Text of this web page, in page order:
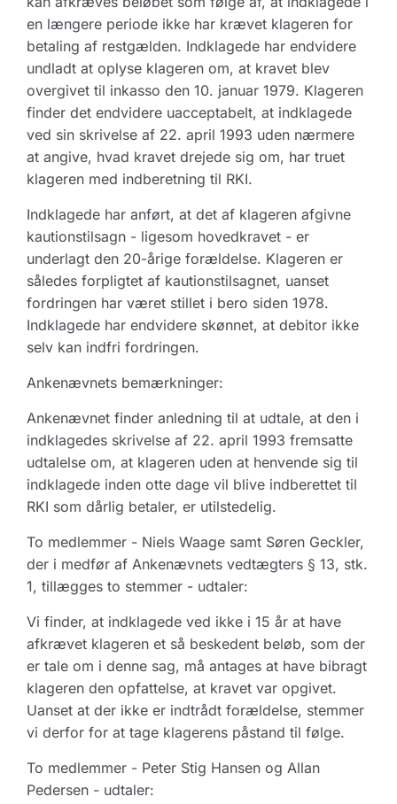
en længere periode ikke har krævet klageren for
betaling af restgælden. Indklagede har endvidere
undladt at oplyse klageren om, at kravet blev
overgivet til inkasso den 10. januar 1979. Klageren
finder det endvidere uacceptabelt, at indklagede
ved sin skrivelse af 22. april 1993 uden nærmere
at angive, hvad kravet drejede sig om, har truet
klageren med indberetning til RKI.
Indklagede har anført, at det af klageren afgivne
kautionstilsagn - ligesom hovedkravet - er
underlagt den 20-årige forældelse. Klageren er
således forpligtet af kautionstilsagnet, uanset
fordringen har været stillet i bero siden 1978.
Indklagede har endvidere skønnet, at debitor ikke
selv kan indfri fordringen.
Ankenævnets bemærkninger:
Ankenævnet finder anledning til at udtale, at den i
indklagedes skrivelse af 22. april 1993 fremsatte
udtalelse om, at klageren uden at henvende sig til
indklagede inden otte dage vil blive indberettet til
RKI som dårlig betaler, er utilstedelig.
To medlemmer - Niels Waage samt Søren Geckler,
der i medfør af Ankenævnets vedtægters § 13, stk.
1, tillægges to stemmer - udtaler:
Vi finder, at indklagede ved ikke i 15 år at have
afkrævet klageren et så beskedent beløb, som der
er tale om i denne sag, må antages at have bibragt
klageren den opfattelse, at kravet var opgivet.
Uanset at der ikke er indtrådt forældelse, stemmer
vi derfor for at tage klagerens påstand til følge.
To medlemmer - Peter Stig Hansen og Allan
Pedersen - udtaler: